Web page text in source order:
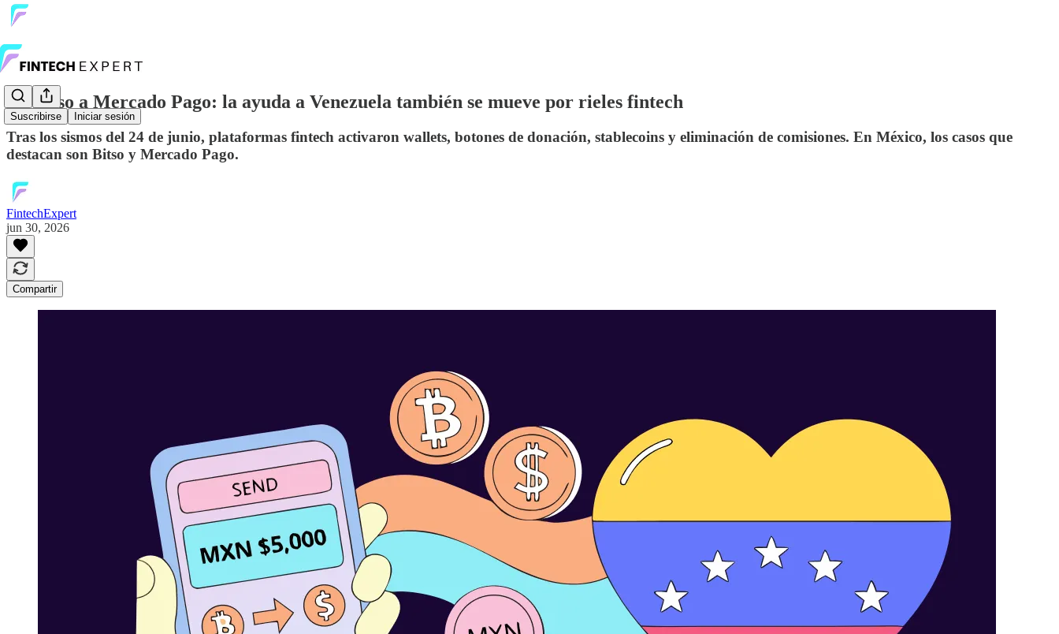
Suscribirse Iniciar sesión
De Bitso a Mercado Pago: la ayuda a Venezuela también se mueve por rieles fintech
Tras los sismos del 24 de junio, plataformas fintech activaron wallets, botones de donación, stablecoins y eliminación de comisiones. En México, los casos que
destacan son Bitso y Mercado Pago.
FintechExpert
jun 30, 2026
Compartir